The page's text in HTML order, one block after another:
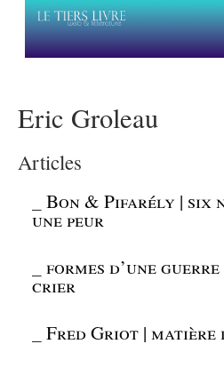
Eric Groleau
Articles
_Bon & Pifarély | six
une peur
_formes d’une
crier
_Fred Griot | matière